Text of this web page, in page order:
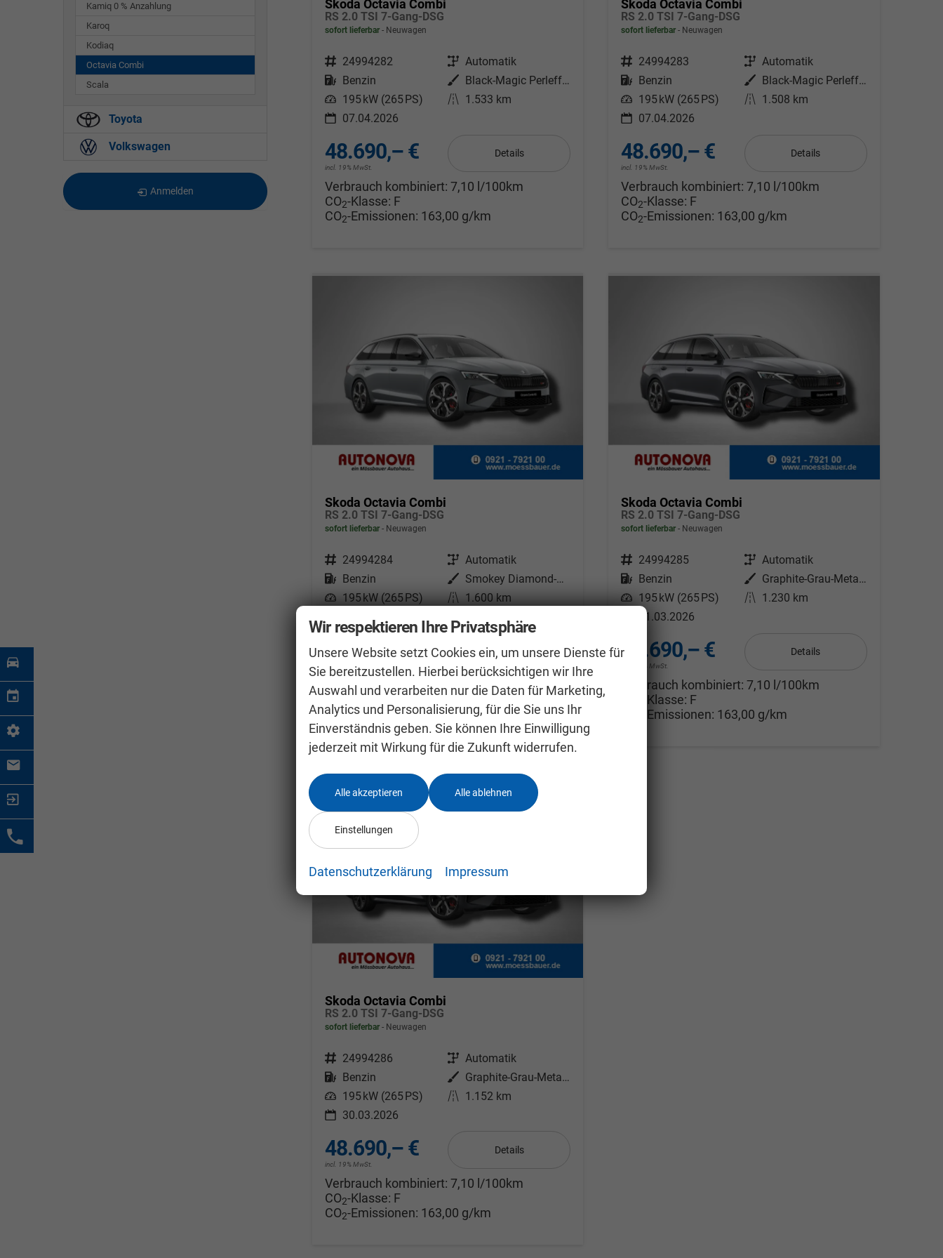
Skoda Octavia Combi
RS 2.0 TSI 7-Gang-DSG
sofort lieferbar Neuwagen
Fahrzeugnr. 24994282 Getriebe Automatik
Kraftstoff Benzin Außenfarbe
Black-Magic Perleffekt
Leistung 195 kW (265 PS) Kilometerstand 1.533 km
07.04.2026
48.690,– €
incl. 19% MwSt.
Details
Verbrauch kombiniert: 7,10 l/100km
CO2-Klasse: F
CO2-Emissionen: 163,00 g/km
Skoda Octavia Combi
RS 2.0 TSI 7-Gang-DSG
sofort lieferbar Neuwagen
Fahrzeugnr. 24994283 Getriebe Automatik
Kraftstoff Benzin Außenfarbe
Black-Magic Perleffekt
Leistung 195 kW (265 PS) Kilometerstand 1.508 km
07.04.2026
48.690,– €
incl. 19% MwSt.
Details
Verbrauch kombiniert:7,10 l/100km
CO2-Klasse: F
CO2-Emissionen: 163,00 g/km
Skoda Octavia Combi
RS 2.0 TSI 7-Gang-DSG
sofort lieferbar Neuwagen
Fahrzeugnr. 24994284 Getriebe Automatik
Kraftstoff Benzin Außenfarbe
Smokey Diamond-Silber Metallic
Leistung 195 kW (265 PS) Kilometerstand 1.600 km
30.03.2026
48.690,– €
incl. 19% MwSt.
Details
Verbrauch kombiniert: 7,10 l/100km
CO 2-Klasse: F
CO2-Emissionen:163,00 g/km
Skoda Octavia Combi
RS 2.0 TSI 7-Gang-DSG
sofort lieferbar Neuwagen
Fahrzeugnr. 24994285 Getriebe Automatik
Kraftstoff Benzin Außenfarbe
Graphite-Grau-Metallic
Leistung 195 kW (265 PS) Kilometerstand 1.230 km
31.03.2026
48.690,– €
incl. 19% MwSt.
Details
Verbrauch kombiniert:7,10 l/100km
-Klasse: F
-Emissionen: 163,00 g/km
Skoda Octavia Combi
RS 2.0 TSI 7-Gang-DSG
sofort lieferbar Neuwagen
Fahrzeugnr. 24994286 Getriebe Automatik
Kraftstoff Benzin Außenfarbe
Graphite-Grau-Metallic
Leistung 195 kW (265 PS) Kilometerstand 1.152 km
30.03.2026
48.690,– €
incl. 19% MwSt.
Details
Verbrauch kombiniert: 7,10 l/100km
CO2-Klasse: F
CO2-Emissionen: 163,00 g/km
Kamiq 0 % Anzahlung
Karoq
Kodiaq
Octavia Combi
Scala
Toyota
Volkswagen
Anmelden
Wir respektieren Ihre Privatsphäre
Unsere Website setzt Cookies ein, um unsere Dienste für
Sie bereitzustellen. Hierbei berücksichtigen wir Ihre
Auswahl und verarbeiten nur die Daten für Marketing,
Analytics und Personalisierung, für die Sie uns Ihr
Einverständnis geben. Sie können Ihre Einwilligung
jederzeit mit Wirkung für die Zukunft widerrufen.
Alle akzeptieren Alle ablehnen
Einstellungen
Datenschutzerklärung Impressum